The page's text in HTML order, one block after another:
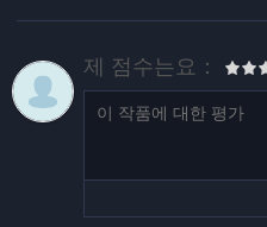
제 점수는요：